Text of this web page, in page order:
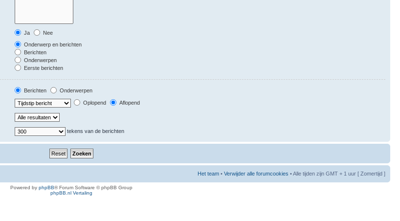
Ja
Nee
Onderwerp en berichten
Berichten
Onderwerpen
Eerste berichten
Berichten
Onderwerpen
Oplopend Aflopend
tekens van de berichten
Het team • Verwijder alle forumcookies • Alle tijden zijn GMT + 1 uur [ Zomertijd ]
Powered by phpBB® Forum Software © phpBB Group
phpBB.nl Vertaling